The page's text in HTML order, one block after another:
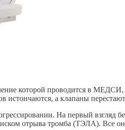
которой проводится в МЕДСИ,
истончаются, а клапаны
На первый взгляд
отрыва тромба (ТЭЛА). Все